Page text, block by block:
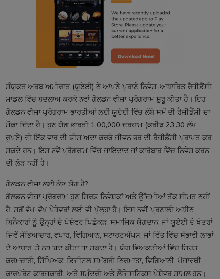
ਸੰਯੁਕਤ ਅਰਬ ਅਮੀਰਾਤ (ਯੂਏਈ) ਨੇ ਆਪਣੇ ਪੁਰਾਣੇ ਨਿਵੇਸ਼-ਆਧਾਰਿਤ ਰੈਜ਼ੀਡੈਂਸੀ
ਮਾਡਲ ਵਿੱਚ ਬਦਲਾਅ ਕਰਕੇ ਨਵਾਂ ਗੋਲਡਨ ਵੀਜ਼ਾ ਪ੍ਰੋਗਰਾਮ ਸ਼ੁਰੂ ਕੀਤਾ ਹੈ। ਇਹ
ਗੋਲਡਨ ਵੀਜ਼ਾ ਪ੍ਰੋਗਰਾਮ ਭਾਰਤੀਆਂ ਲਈ ਯੂਏਈ ਵਿੱਚ ਲੰਬੇ ਸਮੇਂ ਦੀ ਰੈਜ਼ੀਡੈਂਸੀ ਦਾ
ਮੌਕਾ ਦਿੰਦਾ ਹੈ। ਹੁਣ ਯੋਗ ਭਾਰਤੀ 1,00,000 ਦਰਹਾਮ (ਕਰੀਬ 23.30 ਲੱਖ
ਰੁਪਏ) ਦੀ ਇੱਕ ਵਾਰ ਦੀ ਫੀਸ ਅਦਾ ਕਰਕੇ ਜੀਵਨ ਭਰ ਦੀ ਰੈਜ਼ੀਡੈਂਸੀ ਪ੍ਰਾਪਤ ਕਰ
ਸਕਦੇ ਹਨ। ਇਸ ਨਵੇਂ ਪ੍ਰੋਗਰਾਮ ਵਿੱਚ ਜਾਇਦਾਦ ਜਾਂ ਕਾਰੋਬਾਰ ਵਿੱਚ ਨਿਵੇਸ਼ ਕਰਨ
ਦੀ ਲੋੜ ਨਹੀਂ ਹੈ।
ਗੋਲਡਨ ਵੀਜ਼ਾ ਲਈ ਕੌਣ ਯੋਗ ਹੈ?
ਗੋਲਡਨ ਵੀਜ਼ਾ ਪ੍ਰੋਗਰਾਮ ਹੁਣ ਸਿਰਫ਼ ਨਿਵੇਸ਼ਕਾਂ ਅਤੇ ਉੱਦਮੀਆਂ ਤੱਕ ਸੀਮਤ ਨਹੀਂ
ਹੈ, ਸਗੋਂ ਵੱਖ-ਵੱਖ ਪੇਸ਼ੇਵਰਾਂ ਲਈ ਵੀ ਖੁੱਲ੍ਹਾ ਹੈ। ਇਸ ਨਵੀਂ ਪ੍ਰਣਾਲੀ ਅਧੀਨ,
ਬਿਨੈਕਾਰਾਂ ਨੂੰ ਉਨ੍ਹਾਂ ਦੇ ਪੇਸ਼ੇਵਰ ਪਿਛੋਕੜ, ਸਮਾਜਿਕ ਯੋਗਦਾਨ, ਜਾਂ ਯੂਏਈ ਦੇ ਖੇਤਰਾਂ
ਜਿਵੇਂ ਸੱਭਿਆਚਾਰ, ਵਪਾਰ, ਵਿਗਿਆਨ, ਸਟਾਰਟਅੱਪਸ, ਜਾਂ ਵਿੱਤ ਵਿੱਚ ਸੰਭਾਵੀ ਲਾਭਾਂ
ਦੇ ਆਧਾਰ ’ਤੇ ਨਾਮਜ਼ਦ ਕੀਤਾ ਜਾ ਸਕਦਾ ਹੈ। ਯੋਗ ਵਿਅਕਤੀਆਂ ਵਿੱਚ ਸਿਹਤ
ਕਰਮਚਾਰੀ, ਸਿੱਖਿਅਕ, ਡਿਜੀਟਲ ਸਮੱਗਰੀ ਨਿਰਮਾਤਾ, ਵਿਗਿਆਨੀ, ਖੋਜਾਰਥੀ,
ਕਾਰਪੋਰੇਟ ਕਾਰਜਕਾਰੀ, ਅਤੇ ਸਮੁੰਦਰੀ ਅਤੇ ਲੌਜਿਸਟਿਕਸ ਪੇਸ਼ੇਵਰ ਸ਼ਾਮਲ ਹਨ।